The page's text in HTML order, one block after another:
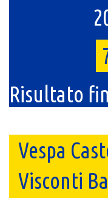
Risultato
Vespa
Visconti